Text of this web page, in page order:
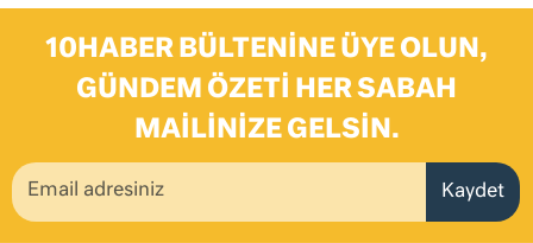
10HABER BÜLTENINE ÜYE OLUN,
GÜNDEM ÖZETI HER SABAH
MAILINIZE GELSIN.
Kaydet